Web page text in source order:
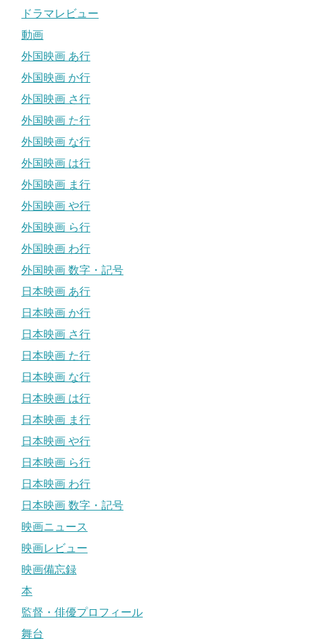
ドラマレビュー
動画
外国映画 あ行
外国映画 か行
外国映画 さ行
外国映画 た行
外国映画 な行
外国映画 は行
外国映画 ま行
外国映画 や行
外国映画 ら行
外国映画 わ行
外国映画 数字・記号
日本映画 あ行
日本映画 か行
日本映画 さ行
日本映画 た行
日本映画 な行
日本映画 は行
日本映画 ま行
日本映画 や行
日本映画 ら行
日本映画 わ行
日本映画 数字・記号
映画ニュース
映画レビュー
映画備忘録
本
監督・俳優プロフィール
舞台